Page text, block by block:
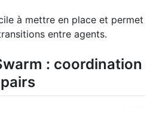
à mettre en place et permet
entre agents.
: coordination